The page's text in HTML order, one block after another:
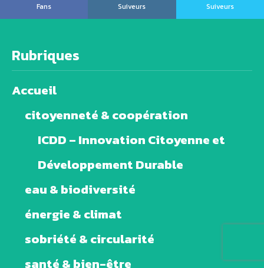
Fans
Suiveurs
Suiveurs
Rubriques
Accueil
citoyenneté & coopération
ICDD – Innovation Citoyenne et
Développement Durable
eau & biodiversité
énergie & climat
sobriété & circularité
santé & bien-être